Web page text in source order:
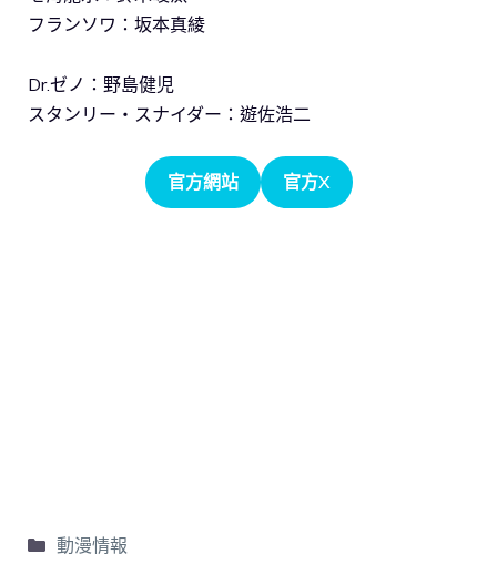
フランソワ：坂本真綾
Dr.ゼノ：野島健児
スタンリー・スナイダー：遊佐浩二
官方網站 官方X
動漫情報